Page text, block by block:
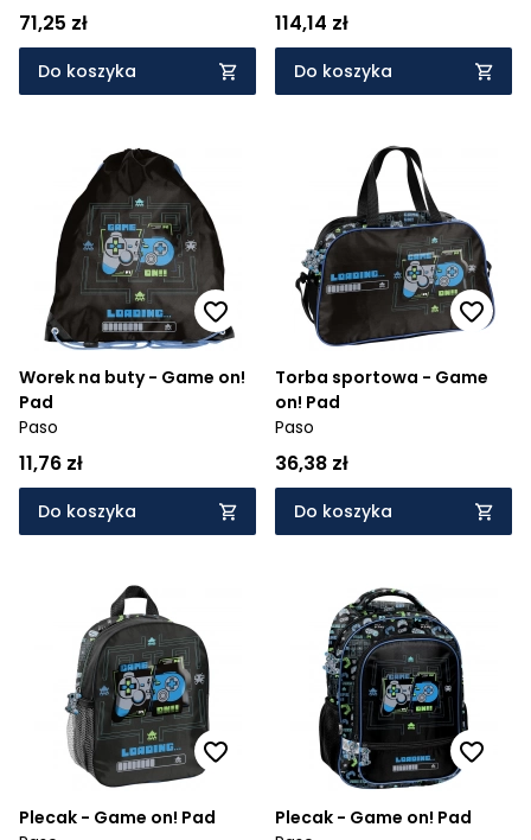
71,25 zł
Do koszyka
114,14 zł
Do koszyka
Worek na buty - Game on!
Pad
Paso
11,76 zł
Do koszyka
Torba sportowa - Game
on! Pad
Paso
36,38 zł
Do koszyka
Plecak - Game on! Pad
Plecak - Game on! Pad